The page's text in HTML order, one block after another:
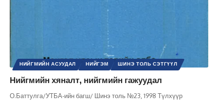
НИЙГМИЙН АСУУДАЛ НИЙГЭМ ШИНЭ ТОЛЬ СЭТГҮҮЛ
Нийгмийн хяналт, нийгмийн гажуудал
О.Баттулга/УТБА-ийн багш/ Шинэ толь №23, 1998 Түлхүүр